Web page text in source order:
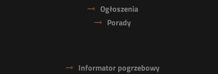
Ogłoszenia
Porady
Informator pogrzebowy